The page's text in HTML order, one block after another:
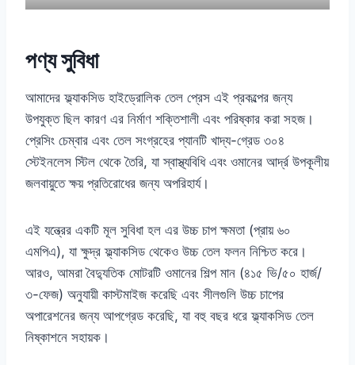
পণ্য সুবিধা
আমাদের ফ্ল্যাকসিড হাইড্রোলিক তেল প্রেস এই প্রকল্পের জন্য
উপযুক্ত ছিল কারণ এর নির্মাণ শক্তিশালী এবং পরিষ্কার করা সহজ।
প্রেসিং চেম্বার এবং তেল সংগ্রহের প্যানটি খাদ্য-গ্রেড ৩০৪
স্টেইনলেস স্টিল থেকে তৈরি, যা স্বাস্থ্যবিধি এবং ওমানের আর্দ্র উপকূলীয়
জলবায়ুতে ক্ষয় প্রতিরোধের জন্য অপরিহার্য।
এই যন্ত্রের একটি মূল সুবিধা হল এর উচ্চ চাপ ক্ষমতা (প্রায় ৬০
এমপিএ), যা ক্ষুদ্র ফ্ল্যাকসিড থেকেও উচ্চ তেল ফলন নিশ্চিত করে।
আরও, আমরা বৈদ্যুতিক মোটরটি ওমানের শিল্প মান (৪১৫ ভি/৫০ হার্জ/
৩-ফেজ) অনুযায়ী কাস্টমাইজ করেছি এবং সীলগুলি উচ্চ চাপের
অপারেশনের জন্য আপগ্রেড করেছি, যা বহু বছর ধরে ফ্ল্যাকসিড তেল
নিষ্কাশনে সহায়ক।